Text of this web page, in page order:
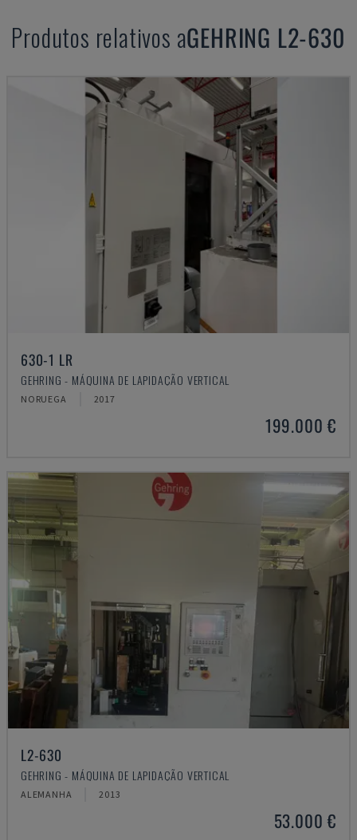
Produtos relativos aGEHRING L2-630
630-1 LR
GEHRING - MÁQUINA DE LAPIDAÇÃO VERTICAL
NORUEGA 2017
199.000 €
L2-630
GEHRING - MÁQUINA DE LAPIDAÇÃO VERTICAL
ALEMANHA 2013
53.000 €